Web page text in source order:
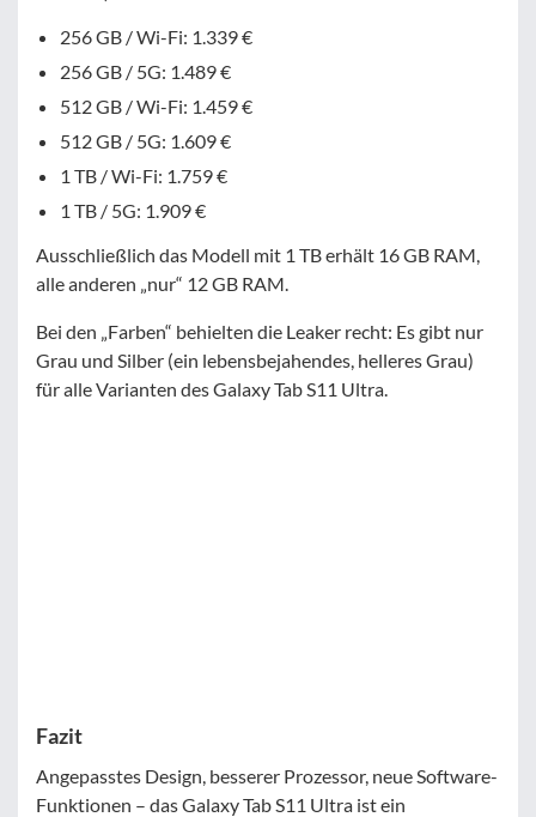
256 GB / Wi-Fi: 1.339 €
256 GB / 5G: 1.489 €
512 GB / Wi-Fi: 1.459 €
512 GB / 5G: 1.609 €
1 TB / Wi-Fi: 1.759 €
1 TB / 5G: 1.909 €
Ausschließlich das Modell mit 1 TB erhält 16 GB RAM,
alle anderen „nur“ 12 GB RAM.
Bei den „Farben“ behielten die Leaker recht: Es gibt nur
Grau und Silber (ein lebensbejahendes, helleres Grau)
für alle Varianten des Galaxy Tab S11 Ultra.
Fazit
Angepasstes Design, besserer Prozessor, neue Software-
Funktionen – das Galaxy Tab S11 Ultra ist ein